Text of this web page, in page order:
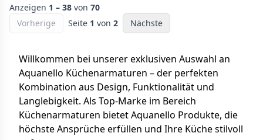
Anzeigen 1 – 38 von 70
Vorherige
Seite 1 von 2 Nächste
Willkommen bei unserer exklusiven Auswahl an
Aquanello Küchenarmaturen – der perfekten
Kombination aus Design, Funktionalität und
Langlebigkeit. Als Top-Marke im Bereich
Küchenarmaturen bietet Aquanello Produkte, die
höchste Ansprüche erfüllen und Ihre Küche stilvoll